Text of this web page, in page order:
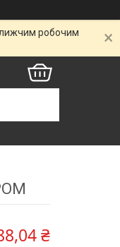
робочим
₴